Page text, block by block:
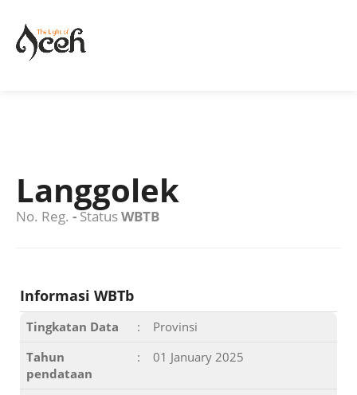
Langgolek
No. Reg. -StatusWBTB
Informasi WBTb
Tingkatan Data :
Provinsi
Tahun
pendataan
: 01 January 2025